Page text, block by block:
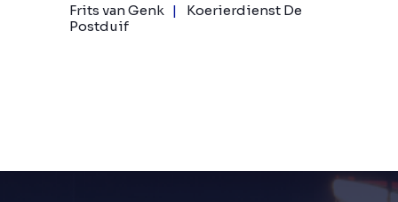
Frits van Genk
Koerierdienst De
Postduif